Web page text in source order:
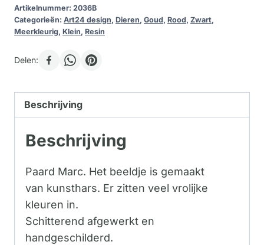
Artikelnummer: 2036B
Categorieën: Art24 design, Dieren, Goud, Rood, Zwart,
Meerkleurig, Klein, Resin
Delen:
Beschrijving
Beschrijving
Paard Marc. Het beeldje is gemaakt
van kunsthars. Er zitten veel vrolijke
kleuren in.
Schitterend afgewerkt en
handgeschilderd.